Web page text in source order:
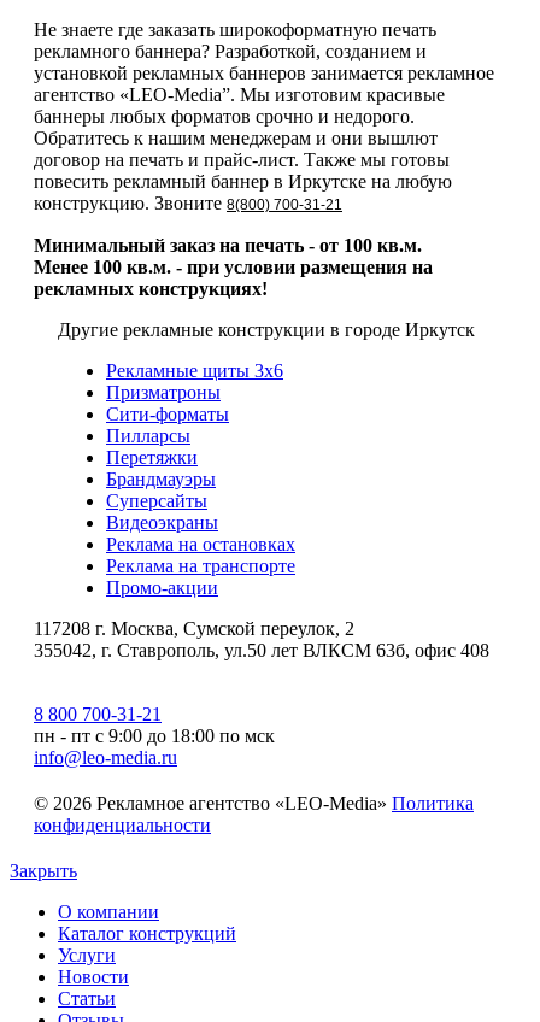
Не знаете где заказать широкоформатную печать
рекламного баннера? Разработкой, созданием и
установкой рекламных баннеров занимается рекламное
агентство «LEO-Media”. Мы изготовим красивые
баннеры любых форматов срочно и недорого.
Обратитесь к нашим менеджерам и они вышлют
договор на печать и прайс-лист. Также мы готовы
повесить рекламный баннер в Иркутске на любую
конструкцию. Звоните 8(800) 700-31-21
Минимальный заказ на печать - от 100 кв.м.
Менее 100 кв.м. - при условии размещения на
рекламных конструкциях!
Другие рекламные конструкции в городе Иркутск
Рекламные щиты 3х6
Призматроны
Сити-форматы
Пилларсы
Перетяжки
Брандмауэры
Суперсайты
Видеоэкраны
Реклама на остановках
Реклама на транспорте
Промо-акции
117208 г. Москва, Сумской переулок, 2
355042, г. Ставрополь, ул.50 лет ВЛКСМ 63б, офис 408
8 800 700-31-21
пн - пт с 9:00 до 18:00 по мск
info@leo-media.ru
© 2026 Рекламное агентство «LEO-Media» Политика
конфиденциальности
Закрыть
О компании
Каталог конструкций
Услуги
Новости
Статьи